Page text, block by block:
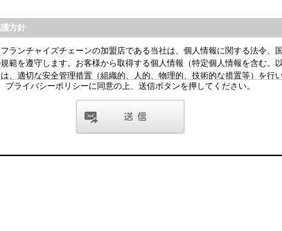
プライバシーポリシーに同意の上、送信ボタンを押してください。